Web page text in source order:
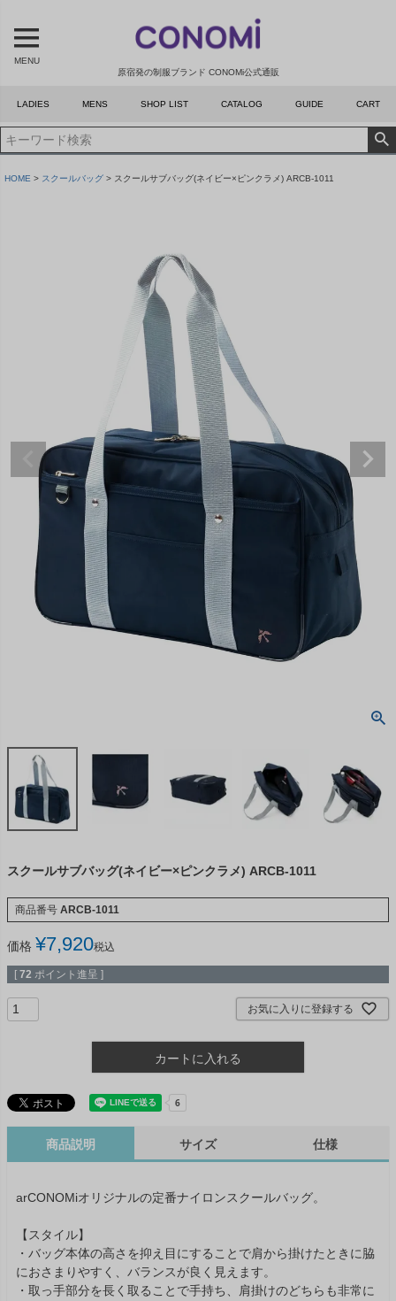
原宿発の制服ブランド CONOMi公式通販
MENU
LADIES MENS SHOP LIST CATALOG GUIDE CART
HOME スクールバッグ スクールサブバッグ(ネイビー×ピンクラメ) ARCB-1011
スクールサブバッグ(ネイビー×ピンクラメ) ARCB-1011
商品番号 ARCB-1011
価格 ¥7,920税込
[ 72 ポイント進呈 ]
お気に入りに登録する
カートに入れる
商品説明 サイズ 仕様
arCONOMiオリジナルの定番ナイロンスクールバッグ。
【スタイル】
・バッグ本体の高さを抑え目にすることで肩から掛けたときに脇
におさまりやすく、バランスが良く見えます。
・取っ手部分を長く取ることで手持ち、肩掛けのどちらも非常に